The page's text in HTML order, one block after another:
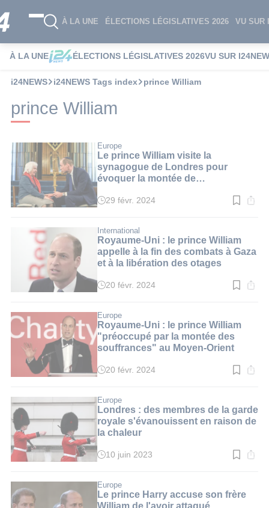
À LA UNE ÉLECTIONS LÉGISLATIVES 2026 VU SUR
À LA UNE ÉLECTIONS LÉGISLATIVES 2026VU SUR
i24NEWS i24NEWS Tags index prince William
prince William
Europe
Le prince William visite la
synagogue de Londres pour
évoquer la montée de
Temps
:
2
min.
29 févr. 2024
International
Royaume-Uni : le prince William
appelle à la fin des combats à Gaza
et à la libération des otages
Temps
:
2
min.
20 févr. 2024
Europe
Royaume-Uni : le prince William
"préoccupé par la montée des
souffrances" au Moyen-Orient
Temps
:
3
min.
20 févr. 2024
Europe
Londres : des membres de la garde
royale s'évanouissent en raison de
la chaleur
Temps
:
2
min.
10 juin 2023
Europe
Le prince Harry accuse son frère
William de l'avoir attaqué